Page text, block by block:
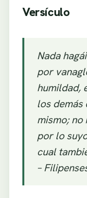
Versículo
Nada
por
humildad,
los demás
mismo; no
por lo
cual
–